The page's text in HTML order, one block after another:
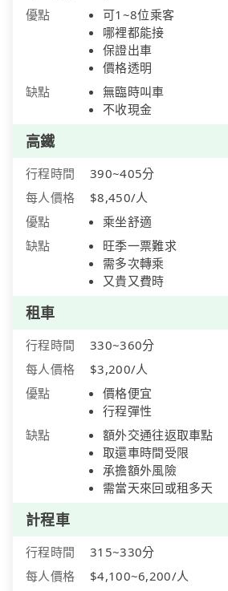
優點
可1~8位乘客
哪裡都能接
保證出車
價格透明
缺點
無臨時叫車
不收現金
高鐵
行程時間
390~405分
每人價格
$8,450/人
優點
乘坐舒適
缺點
旺季一票難求
需多次轉乘
又貴又費時
租車
行程時間
330~360分
每人價格
$3,200/人
優點
價格便宜
行程彈性
缺點
額外交通往返取車點
取還車時間受限
承擔額外風險
需當天來回或租多天
計程車
行程時間
315~330分
每人價格
$4,100~6,200/人